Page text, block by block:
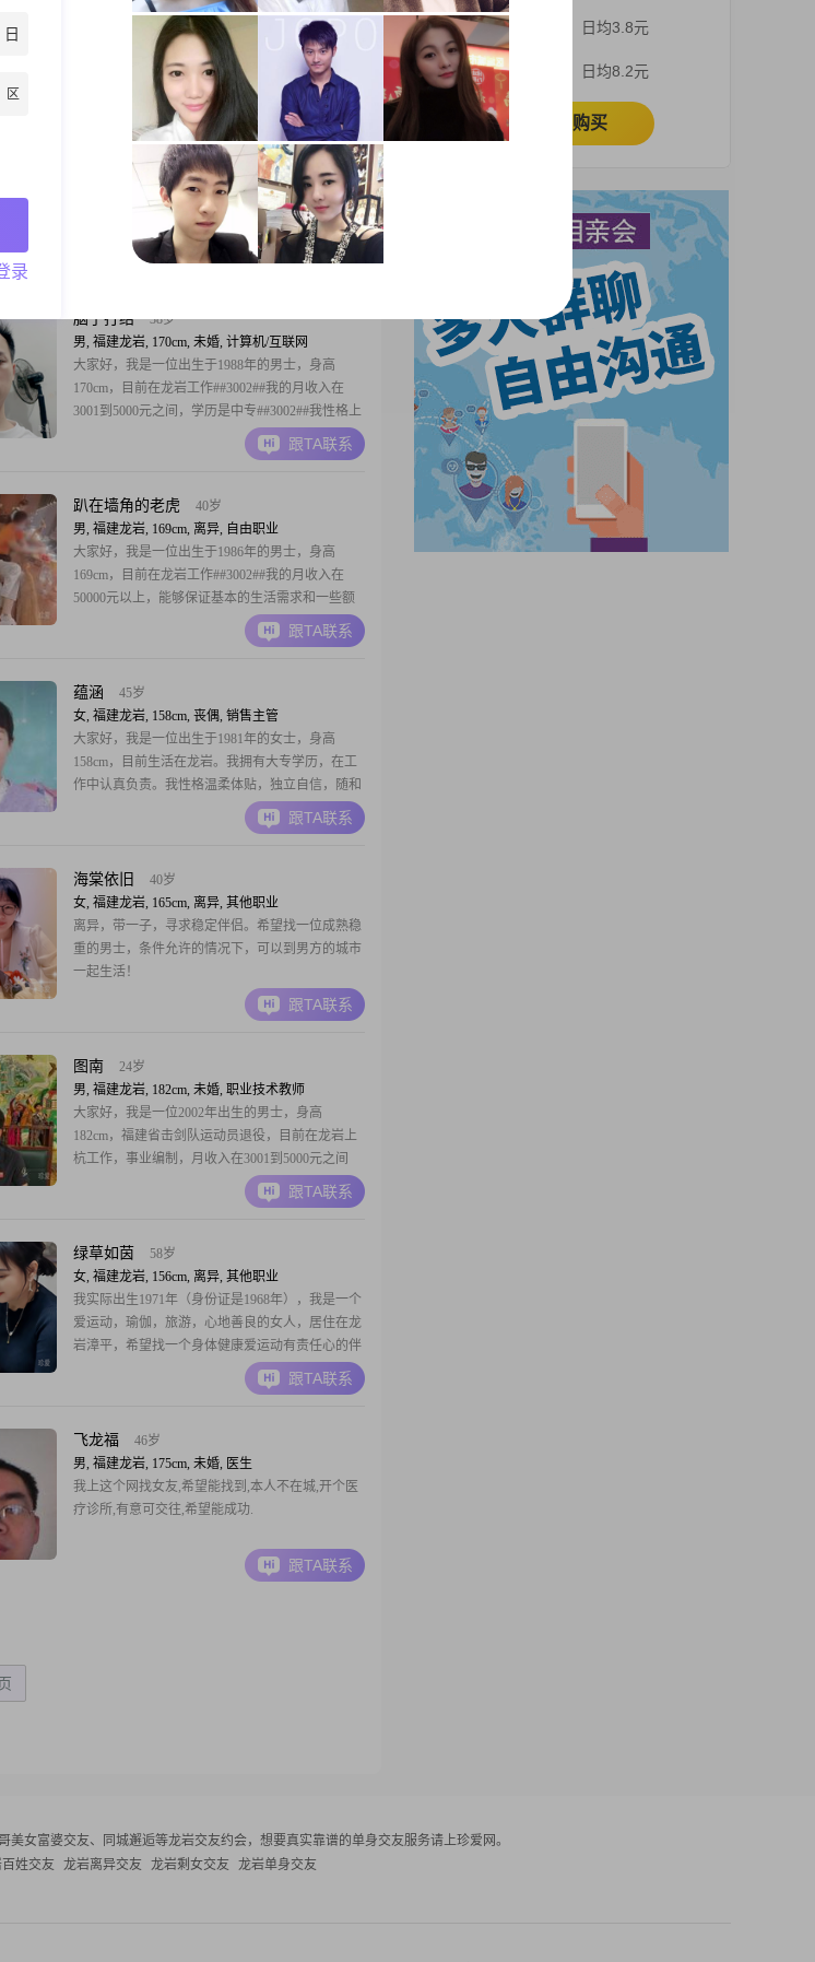
160cm##3002##目前我的工作地在龙岩，学历是大
专，月收入在3001到5000元之间##3002##关于我的
生活，我比较享受当下，平时很注重生活品质
##3002##在健康管理方面，我会练习瑜伽塑形，也
会打下羽毛球##3002##平时的爱好有美食烹饪和插
花艺术##3002##
跟TA联系
一片叶的故事
43岁
男, 福建龙岩, 170cm, 离异, 其他职业
大家好，我是一位出生于1983年的男士，身高
170cm，目前在龙岩工作##3002##我的月收入在
8001到12000元之间，虽然学历是高中及以下，但
我一直保持着积极向上的生活态度##3002##我性格
会铺张浪费，也很注重理
跟TA联系
脑子打结
38岁
男, 福建龙岩, 170cm, 未婚, 计算机/互联网
大家好，我是一位出生于1988年的男士，身高
170cm，目前在龙岩工作##3002##我的月收入在
3001到5000元之间，学历是中专##3002##我性格上
比较真诚可靠，情绪稳定，责任感强，这些特点让
我在生活中能够承担起应有的责任，并且对待事物
和朋友的感受，乐于助人
跟TA联系
趴在墙角的老虎
40岁
男, 福建龙岩, 169cm, 离异, 自由职业
大家好，我是一位出生于1986年的男士，身高
169cm，目前在龙岩工作##3002##我的月收入在
50000元以上，能够保证基本的生活需求和一些额
外的娱乐开销##3002##虽然我的学历是高中及以
下，但我一直保持着学习的热情，努力提升自己
谈，喜欢与人交流##3002##
跟TA联系
蕴涵
45岁
女, 福建龙岩, 158cm, 丧偶, 销售主管
大家好，我是一位出生于1981年的女士，身高
158cm，目前生活在龙岩。我拥有大专学历，在工
作中认真负责。我性格温柔体贴，独立自信，随和
易相处，与人交往总是真诚相待。我非常注重健康
管理，认为健康的身体是幸福生活的基础。在生活
居，让家里充满温馨和美感。我希望能找到一个稳
定安逸的
跟TA联系
海棠依旧
40岁
女, 福建龙岩, 165cm, 离异, 其他职业
离异，带一子，寻求稳定伴侣。希望找一位成熟稳
重的男士，条件允许的情况下，可以到男方的城市
一起生活！
跟TA联系
图南
24岁
男, 福建龙岩, 182cm, 未婚, 职业技术教师
大家好，我是一位2002年出生的男士，身高
182cm，福建省击剑队运动员退役，目前在龙岩上
杭工作，事业编制，月收入在3001到5000元之间
##3002##我拥有大专学历，性格上我责任感强，随
和易相处，追求事业上的成功##3002##平时我喜欢
##3002##我认为在一段关系中，共
跟TA联系
绿草如茵
58岁
女, 福建龙岩, 156cm, 离异, 其他职业
我实际出生1971年（身份证是1968年），我是一个
爱运动，瑜伽，旅游，心地善良的女人，居住在龙
岩漳平，希望找一个身体健康爱运动有责任心的伴
跟TA联系
飞龙福
46岁
男, 福建龙岩, 175cm, 未婚, 医生
我上这个网找女友,希望能找到,本人不在城,开个医
疗诊所,有意可交往,希望能成功.
跟TA联系
日均3.8元
日均8.2元
立即购买
美女富婆交友、同城邂逅等龙岩交友约会，想要真实靠谱的单身交友服务请上珍爱网。
姓交友 龙岩离异交友 龙岩剩女交友
龙岩单身交友
日
区
录